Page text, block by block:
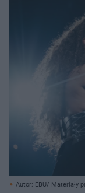
Autor: EBU/ Materiały